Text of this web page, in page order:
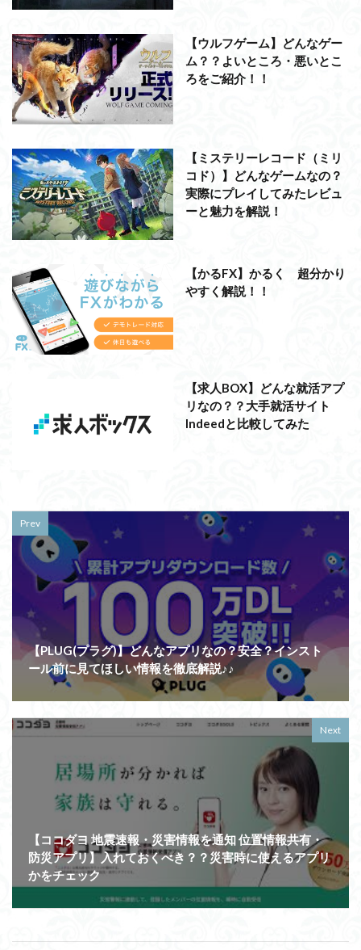
【ウルフゲーム】どんなゲー
ム？？よいところ・悪いとこ
ろをご紹介！！
【ミステリーレコード（ミリ
コド）】どんなゲームなの？
実際にプレイしてみたレビュ
ーと魅力を解説！
【かるFX】かるく 超分かり
やすく解説！！
【求人BOX】どんな就活アプ
リなの？？大手就活サイト
Indeedと比較してみた
Prev
【PLUG(プラグ)】どんなアプリなの？安全？インスト
ール前に見てほしい情報を徹底解説♪♪
Next
【ココダヨ 地震速報・災害情報を通知 位置情報共有・
防災アプリ】入れておくべき？？災害時に使えるアプリ
かをチェック